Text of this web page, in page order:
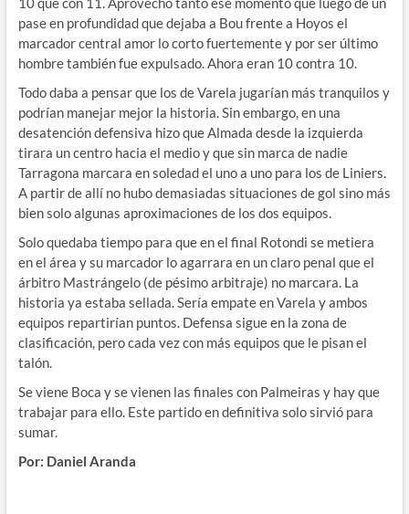
pase en profundidad que dejaba a Bou frente a Hoyos el
marcador central amor lo corto fuertemente y por ser último
hombre también fue expulsado. Ahora eran 10 contra 10.
Todo daba a pensar que los de Varela jugarían más tranquilos y
podrían manejar mejor la historia. Sin embargo, en una
desatención defensiva hizo que Almada desde la izquierda
tirara un centro hacia el medio y que sin marca de nadie
Tarragona marcara en soledad el uno a uno para los de Liniers.
A partir de allí no hubo demasiadas situaciones de gol sino más
bien solo algunas aproximaciones de los dos equipos.
Solo quedaba tiempo para que en el final Rotondi se metiera
en el área y su marcador lo agarrara en un claro penal que el
árbitro Mastrángelo (de pésimo arbitraje) no marcara. La
historia ya estaba sellada. Sería empate en Varela y ambos
equipos repartirían puntos. Defensa sigue en la zona de
clasificación, pero cada vez con más equipos que le pisan el
talón.
Se viene Boca y se vienen las finales con Palmeiras y hay que
trabajar para ello. Este partido en definitiva solo sirvió para
sumar.
Por: Daniel Aranda